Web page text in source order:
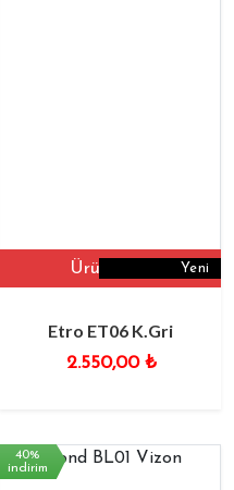
Yeni
Ürüne Git
Etro ET06 K.Gri
2.550,00 ₺
40%
indirim